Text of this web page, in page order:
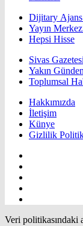
Dijitary
Yayın
Hepsi Hisse
Sivas Gazetesi
Yakın
Toplumsal
Hakkımızda
İletişim
Künye
Gizlilik
Veri politikasındaki